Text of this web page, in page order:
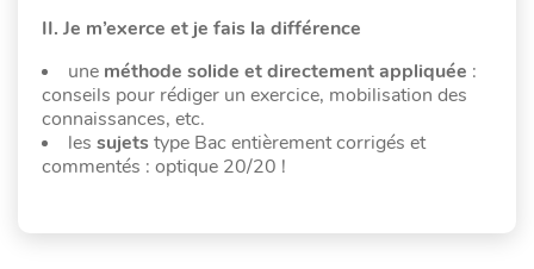
II. Je m’exerce et je fais la différence
une méthode solide et directement appliquée :
conseils pour rédiger un exercice, mobilisation des
connaissances, etc.
les sujets type Bac entièrement corrigés et
commentés : optique 20/20 !